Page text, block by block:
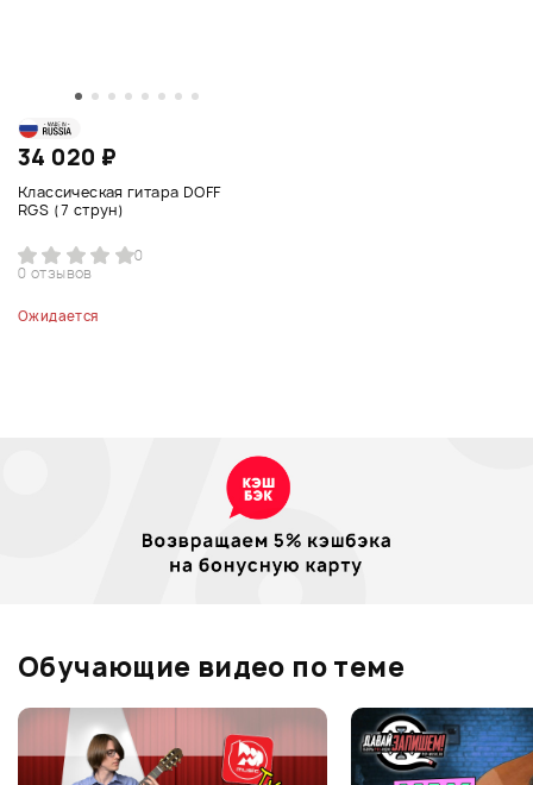
34 020 ₽
Классическая гитара DOFF
RGS (7 струн)
0
0 отзывов
Ожидается
Обучающие видео по теме